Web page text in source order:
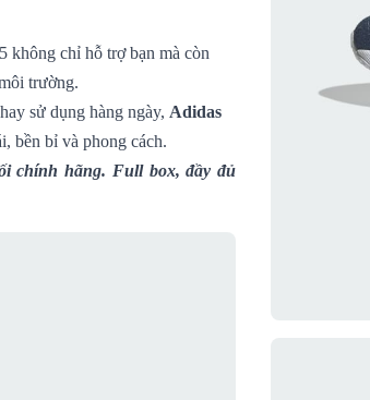
không chỉ hỗ trợ bạn mà còn
trường.
sử dụng hàng ngày, Adidas
bền bỉ và phong cách.
chính hãng. Full box, đầy đủ